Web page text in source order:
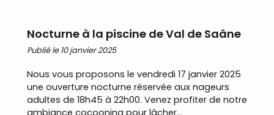
Nocturne à la piscine de Val de Saâne
Publié le 10 janvier 2025
Nous vous proposons le vendredi 17 janvier 2025
une ouverture nocturne réservée aux nageurs
adultes de 18h45 à 22h00. Venez profiter de notre
ambiance cocooning pour lâcher...